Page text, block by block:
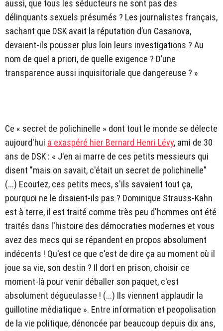
aussi, que tous les séducteurs ne sont pas des
délinquants sexuels présumés ? Les journalistes français,
sachant que DSK avait la réputation d’un Casanova,
devaient-ils pousser plus loin leurs investigations ? Au
nom de quel a priori, de quelle exigence ? D’une
transparence aussi inquisitoriale que dangereuse ? »
Ce « secret de polichinelle » dont tout le monde se délecte
aujourd'hui a exaspéré hier Bernard Henri Lévy, ami de 30
ans de DSK : « J'en ai marre de ces petits messieurs qui
disent "mais on savait, c'était un secret de polichinelle"
(...) Ecoutez, ces petits mecs, s'ils savaient tout ça,
pourquoi ne le disaient-ils pas ? Dominique Strauss-Kahn
est à terre, il est traité comme très peu d'hommes ont été
traités dans l'histoire des démocraties modernes et vous
avez des mecs qui se répandent en propos absolument
indécents ! Qu'est ce que c'est de dire ça au moment où il
joue sa vie, son destin ? Il dort en prison, choisir ce
moment-là pour venir déballer son paquet, c'est
absolument dégueulasse ! (...) Ils viennent applaudir la
guillotine médiatique ». Entre information et peopolisation
de la vie politique, dénoncée par beaucoup depuis dix ans,